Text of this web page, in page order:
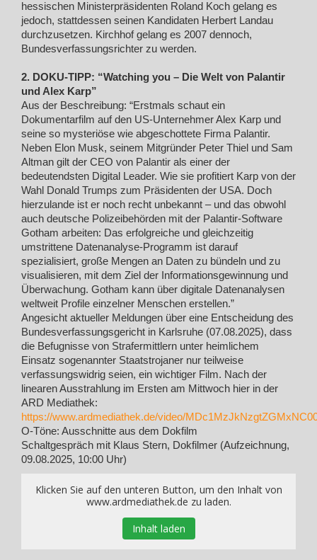
hessischen Ministerpräsidenten Roland Koch gelang es
jedoch, stattdessen seinen Kandidaten Herbert Landau
durchzusetzen. Kirchhof gelang es 2007 dennoch,
Bundesverfassungsrichter zu werden.
2. DOKU-TIPP: “Watching you – Die Welt von Palantir
und Alex Karp”
Aus der Beschreibung: “Erstmals schaut ein
Dokumentarfilm auf den US-Unternehmer Alex Karp und
seine so mysteriöse wie abgeschottete Firma Palantir.
Neben Elon Musk, seinem Mitgründer Peter Thiel und Sam
Altman gilt der CEO von Palantir als einer der
bedeutendsten Digital Leader. Wie sie profitiert Karp von der
Wahl Donald Trumps zum Präsidenten der USA. Doch
hierzulande ist er noch recht unbekannt – und das obwohl
auch deutsche Polizeibehörden mit der Palantir-Software
Gotham arbeiten: Das erfolgreiche und gleichzeitig
umstrittene Datenanalyse-Programm ist darauf
spezialisiert, große Mengen an Daten zu bündeln und zu
visualisieren, mit dem Ziel der Informationsgewinnung und
Überwachung. Gotham kann über digitale Datenanalysen
weltweit Profile einzelner Menschen erstellen.”
Angesicht aktueller Meldungen über eine Entscheidung des
Bundesverfassungsgericht in Karlsruhe (07.08.2025), dass
die Befugnisse von Strafermittlern unter heimlichem
Einsatz sogenannter Staatstrojaner nur teilweise
verfassungswidrig seien, ein wichtiger Film. Nach der
linearen Ausstrahlung im Ersten am Mittwoch hier in der
ARD Mediathek:
https://www.ardmediathek.de/video/
O-Töne: Ausschnitte aus dem Dokfilm
Schaltgespräch mit Klaus Stern, Dokfilmer (Aufzeichnung,
09.08.2025, 10:00 Uhr)
Klicken Sie auf den unteren Button, um den Inhalt von
www.ardmediathek.de zu laden.
Inhalt laden